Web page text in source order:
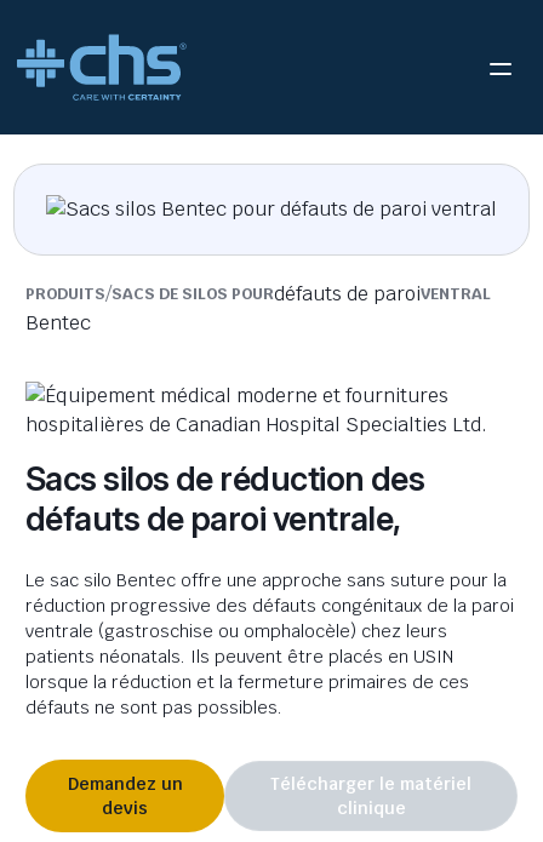
PRODUITS/SACS DE SILOS POURdéfauts de paroiVENTRAL
Bentec
Sacs silos de réduction des
défauts de paroi ventrale,
Le sac silo Bentec offre une approche sans suture pour la
réduction progressive des défauts congénitaux de la paroi
ventrale (gastroschise ou omphalocèle) chez leurs
patients néonatals. Ils peuvent être placés en USIN
lorsque la réduction et la fermeture primaires de ces
défauts ne sont pas possibles.
Demandez un
devis
Télécharger le matériel
clinique